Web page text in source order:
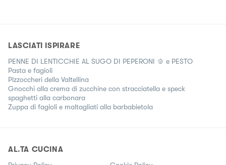
LASCIATI ISPIRARE
PENNE DI LENTICCHIE AL SUGO DI PEPERONI 🫑 e PESTO
Pasta e fagioli
Pizzoccheri della Valtellina
Gnocchi alla crema di zucchine con stracciatella e speck
spaghetti alla carbonara
Zuppa di fagioli e maltagliati alla barbabietola
AL.TA CUCINA